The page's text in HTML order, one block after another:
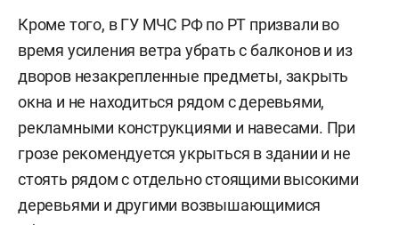
Кроме того, в ГУ МЧС РФ по РТ призвали во
время усиления ветра убрать с балконов и из
дворов незакрепленные предметы, закрыть
окна и не находиться рядом с деревьями,
рекламными конструкциями и навесами. При
грозе рекомендуется укрыться в здании и не
стоять рядом с отдельно стоящими высокими
деревьями и другими возвышающимися